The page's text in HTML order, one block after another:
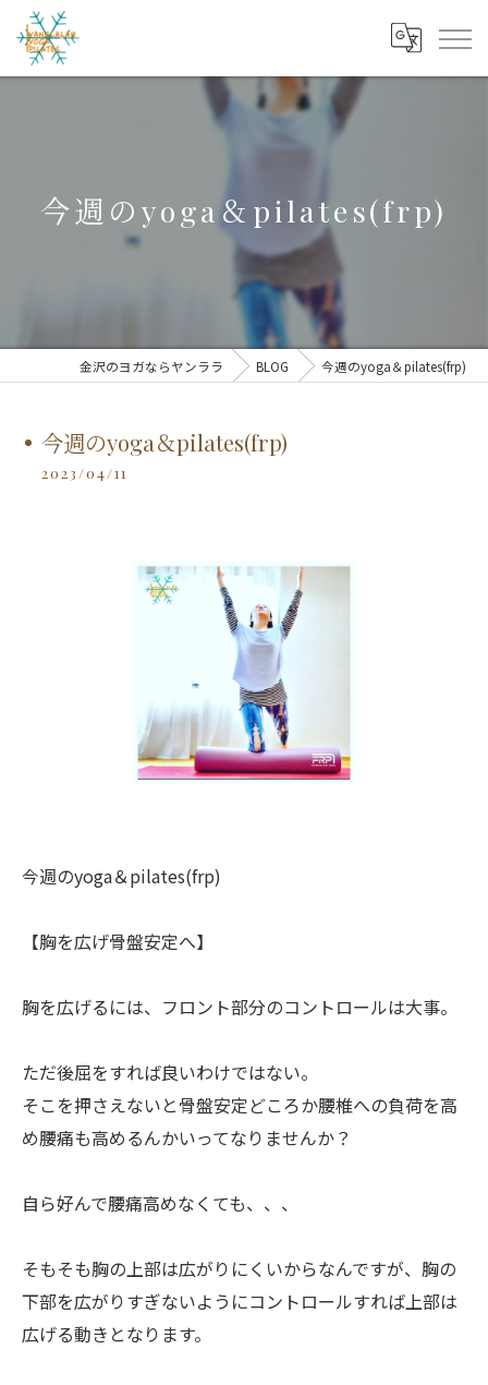
今週のyoga＆pilates(frp)
金沢のヨガならヤンララ BLOG 今週のyoga＆pilates(frp)
今週のyoga＆pilates(frp)
2023/04/11
今週のyoga＆pilates(frp)
【胸を広げ骨盤安定へ】
胸を広げるには、フロント部分のコントロールは大事。
ただ後屈をすれば良いわけではない。
そこを押さえないと骨盤安定どころか腰椎への負荷を高
め腰痛も高めるんかいってなりませんか？
自ら好んで腰痛高めなくても、、、
そもそも胸の上部は広がりにくいからなんですが、胸の
下部を広がりすぎないようにコントロールすれば上部は
広げる動きとなります。